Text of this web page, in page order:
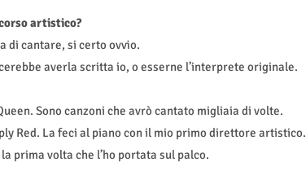
artistico?
di cantare, si certo ovvio.
averla scritta io, o esserne l’interprete originale.
Sono canzoni che avrò cantato migliaia di volte.
Red. La feci al piano con il mio primo direttore artistico.
prima volta che l’ho portata sul palco.